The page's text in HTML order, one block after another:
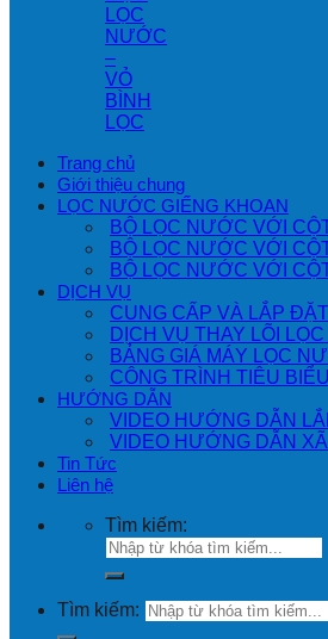
LỌC
NƯỚC
–
VỎ
BÌNH
LỌC
Trang chủ
Giới thiệu chung
LỌC NƯỚC GIẾNG KHOAN
BỘ LỌC NƯỚC VỚI
BỘ LỌC NƯỚC VỚI
BỘ LỌC NƯỚC VỚI
DỊCH VỤ
CUNG CẤP VÀ LẮP
DỊCH VỤ THAY LÕI
BẢNG GIÁ MÁY LỌC
CÔNG TRÌNH TIÊU BIỂU
HƯỚNG DẪN
VIDEO HƯỚNG DẪN
VIDEO HƯỚNG DẪN
Tin Tức
Liên hệ
Tìm kiếm:
Tìm kiếm: